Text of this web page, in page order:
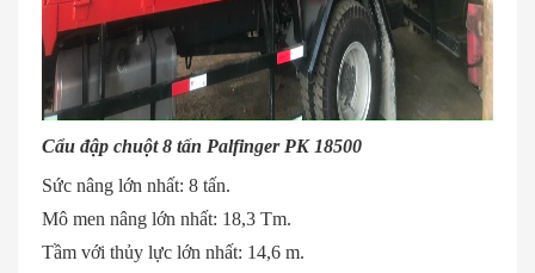
Cẩu đập chuột 8 tấn Palfinger PK 18500
Sức nâng lớn nhất: 8 tấn.
Mô men nâng lớn nhất: 18,3 Tm.
Tầm với thủy lực lớn nhất: 14,6 m.